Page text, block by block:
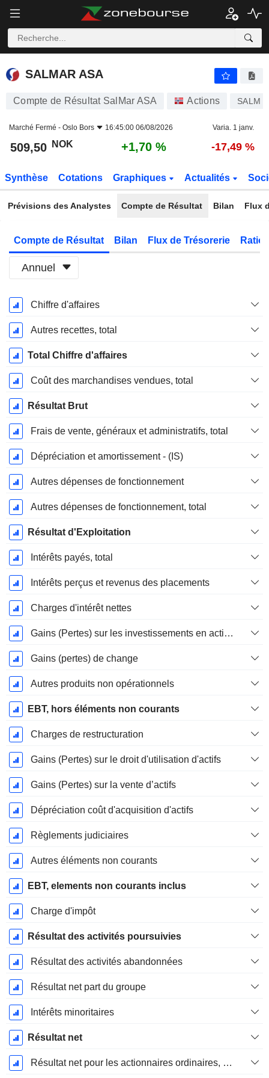
SALMAR ASA
SALMAR ASA
Compte de Résultat SalMar ASA Actions SALM
Marché Fermé - Oslo Bors 16:45:00 06/08/2026 Varia. 1 janv.
509,50 NOK +1,70 % -17,49 %
Synthèse Cotations Graphiques Actualités
Prévisions des Analystes Compte de Résultat Bilan Flux
Compte de Résultat Bilan Flux de Trésorerie
Annuel
Période
Fiscale:
Décembre
Chiffre d'affaires
Autres recettes, total
Total Chiffre d'affaires
Coût des marchandises vendues, total
Résultat Brut
Frais de vente, généraux et administratifs, total
Dépréciation et amortissement - (IS)
Autres dépenses de fonctionnement
Autres dépenses de fonctionnement, total
Résultat d'Exploitation
Intérêts payés, total
Intérêts perçus et revenus des placements
Charges d'intérêt nettes
Gains (Pertes) sur les investissements en actions
Gains (pertes) de change
Autres produits non opérationnels
EBT, hors éléments non courants
Charges de restructuration
Gains (Pertes) sur le droit d'utilisation d'actifs
Gains (Pertes) sur la vente d’actifs
Dépréciation coût d'acquisition d'actifs
Règlements judiciaires
Autres éléments non courants
EBT, elements non courants inclus
Charge d'impôt
Résultat des activités poursuivies
Résultat des activités abandonnées
Résultat net part du groupe
Intérêts minoritaires
Résultat net
Résultat net pour les actionnaires ordinaires, éléments exceptionnels inclus.